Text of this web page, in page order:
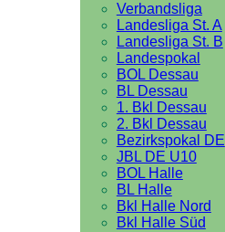
Verbandsliga
Landesliga St. A
Landesliga St. B
Landespokal
BOL Dessau
BL Dessau
1. Bkl Dessau
2. Bkl Dessau
Bezirkspokal DE
JBL DE U10
BOL Halle
BL Halle
Bkl Halle Nord
Bkl Halle Süd